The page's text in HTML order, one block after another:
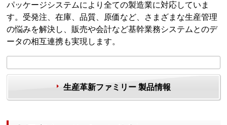
パッケージシステムにより全ての製造業に対応していま
す。受発注、在庫、品質、原価など、さまざまな生産管理
の悩みを解決し、販売や会計など基幹業務システムとのデ
ータの相互連携も実現します。
生産革新ファミリー 製品情報